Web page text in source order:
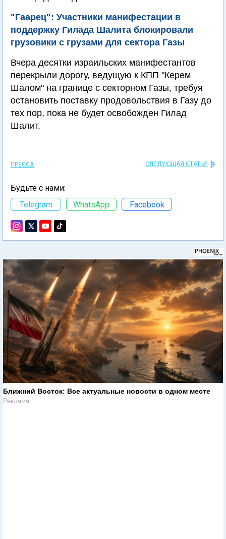
"Гаарец": Участники манифестации в
поддержку Гилада Шалита блокировали
грузовики с грузами для сектора Газы
Вчера десятки израильских манифестантов
перекрыли дорогу, ведущую к КПП "Керем
Шалом" на границе с секторном Газы, требуя
остановить поставку продовольствия в Газу до
тех пор, пока не будет освобожден Гилад
Шалит.
ПРЕССА СЛЕДУЮЩАЯ СТАТЬЯ
Будьте с нами:
Telegram
WhatsApp Facebook
Ближний Восток: Все актуальные новости в одном месте
Реклама